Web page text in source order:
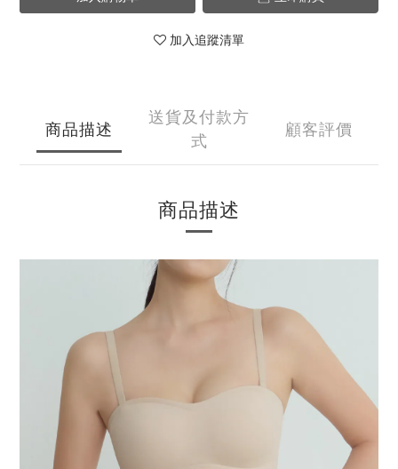
加入追蹤清單
商品描述
送貨及付款方
式
顧客評價
商品描述